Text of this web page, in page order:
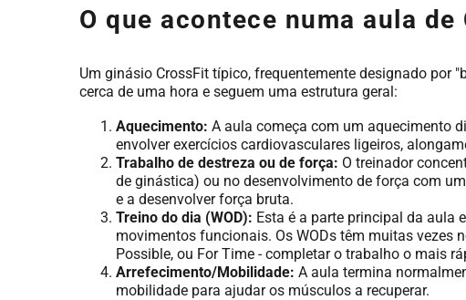
O que acontece numa aula de
Um ginásio CrossFit típico, frequentemente designado por
cerca de uma hora e seguem uma estrutura geral:
Aquecimento: A aula começa com um aquecimento
envolver exercícios cardiovasculares ligeiros,
Trabalho de destreza ou de força: O treinador
de ginástica) ou no desenvolvimento de força com
e a desenvolver força bruta.
Treino do dia (WOD): Esta é a parte principal da aula
movimentos funcionais. Os WODs têm muitas vezes
Possible, ou For Time - completar o trabalho o mais
Arrefecimento/Mobilidade: A aula termina
mobilidade para ajudar os músculos a recuperar.